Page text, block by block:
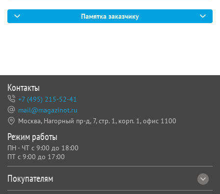
Памятка заказчику
Покупателям
Контакты
+7 (495) 215-52-41
mail@magazinot.ru
Москва, Нагорный пр-д, 7, стр. 1, корп. 1, офис 1100
Режим работы
ПН - ЧТ с 9:00 до 18:00
ПТ с 9:00 до 17:00